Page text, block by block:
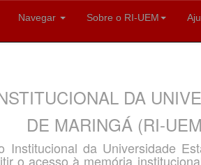
Navegar Sobre o RI-UEM
DA
DE MARINGÁ (RI-
Institucional da Universidade
o acesso à memória